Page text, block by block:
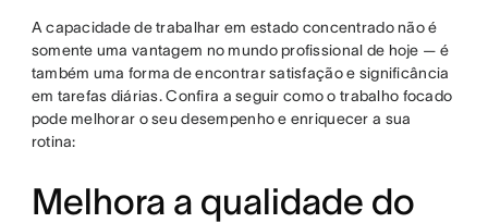
A capacidade de trabalhar em estado concentrado não é
somente uma vantagem no mundo profissional de hoje — é
também uma forma de encontrar satisfação e significância
em tarefas diárias. Confira a seguir como o trabalho focado
pode melhorar o seu desempenho e enriquecer a sua
rotina:
Melhora a qualidade do